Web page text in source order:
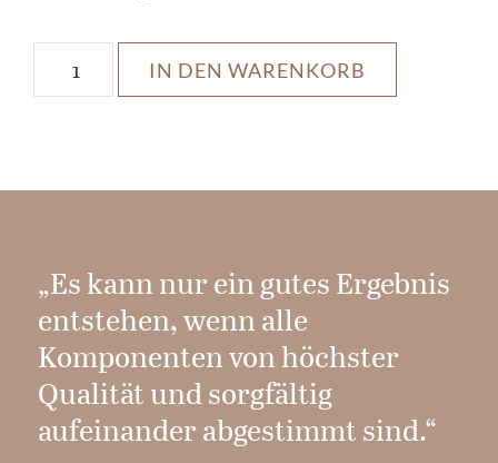
IN DEN WARENKORB
„Es kann nur ein gutes Ergebnis
entstehen, wenn alle
Komponenten von höchster
Qualität und sorgfältig
aufeinander abgestimmt sind.“